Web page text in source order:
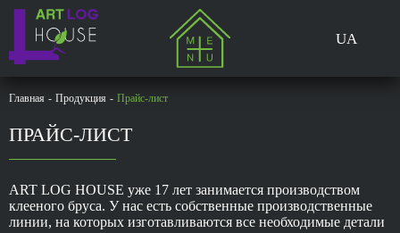
UA
Главная - Продукция - Прайс-лист
ПРАЙС-ЛИСТ
ART LOG HOUSE уже 17 лет занимается производством
клееного бруса. У нас есть собственные производственные
линии, на которых изготавливаются все необходимые детали